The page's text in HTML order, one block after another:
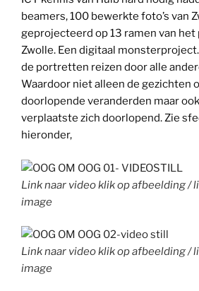
beamers, 100 bewerkte foto’s van
geprojecteerd op 13 ramen van
Zwolle. Een digitaal
de portretten reizen door alle
Waardoor niet alleen de gezichten
doorlopende veranderden maar
verplaatste zich doorlopend. Zie
hieronder,
Link naar video klik op afbeelding /
image
Link naar video klik op afbeelding /
image